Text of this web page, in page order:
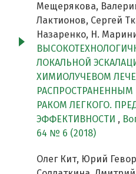
Мещерякова,
Лактионов, Сергей
Назаренко, Н.
ЛОКАЛЬНОЙ
ХИМИОЛУЧЕВОМ
РАКОМ ЛЕГКОГО.
ЭФФЕКТИВНОСТИ ,
64 № 6 (2018)
Олег Кит, Юрий